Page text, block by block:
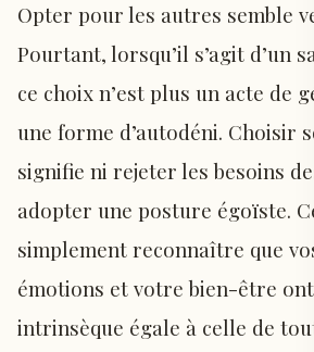
Opter pour les autres semble
Pourtant, lorsqu’il s’agit d’un
ce choix n’est plus un acte de
une forme d’autodéni. Choisir
signifie ni rejeter les besoins
adopter une posture égoïste.
simplement reconnaître que vos
émotions et votre bien-être ont
intrinsèque égale à celle de